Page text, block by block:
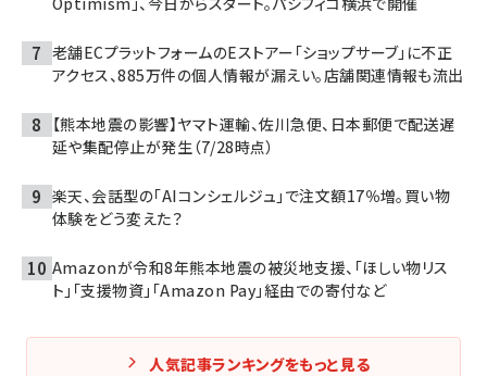
老舗ECプラットフォームのEストアー「ショップサーブ」に不正
アクセス、885万件の個人情報が漏えい。店舗関連情報も流出
【熊本地震の影響】ヤマト運輸、佐川急便、日本郵便で配送遅
延や集配停止が発生（7/28時点）
楽天、会話型の「AIコンシェルジュ」で注文額17％増。買い物
体験をどう変えた？
Amazonが令和8年熊本地震の被災地支援、「ほしい物リス
ト」「支援物資」「Amazon Pay」経由での寄付など
人気記事ランキングをもっと見る